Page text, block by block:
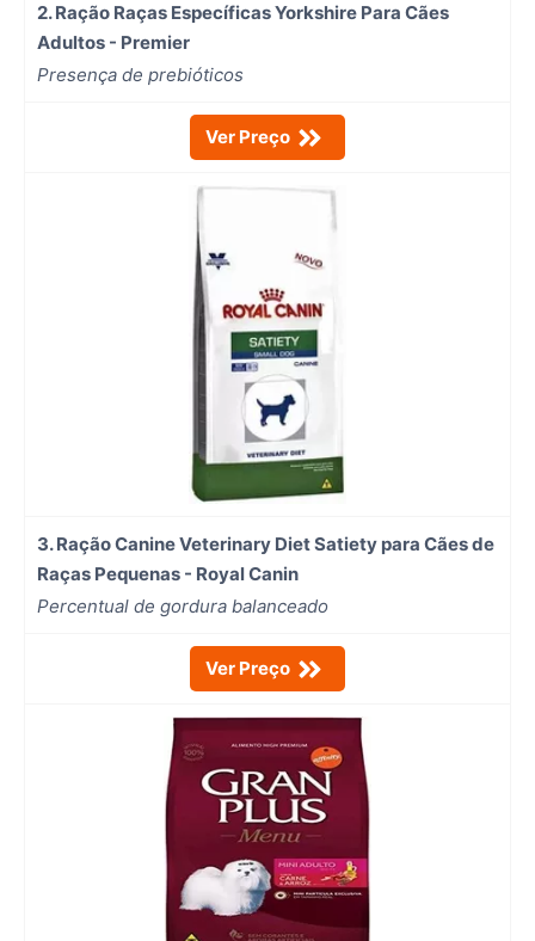
2. Ração Raças Específicas Yorkshire Para Cães
Adultos - Premier
Presença de prebióticos
Ver Preço
3. Ração Canine Veterinary Diet Satiety para Cães de
Raças Pequenas - Royal Canin
Percentual de gordura balanceado
Ver Preço